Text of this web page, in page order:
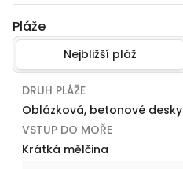
Pláže
Nejbližší pláž
DRUH PLÁŽE
Oblázková, betonové desky
VSTUP DO MOŘE
Krátká mělčina